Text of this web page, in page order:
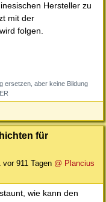
Hersteller zu
mit der
folgen.
ersetzen, aber keine Bildung
für
vor 911 Tagen @ Plancius
wie kann den